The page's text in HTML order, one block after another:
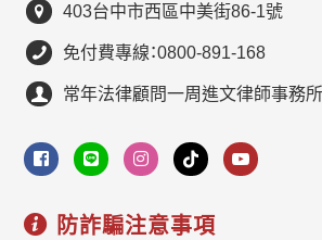
403台中市西區中美街86-1號
免付費專線：0800-891-168
常年法律顧問一周進文律師事務所
防詐騙注意事項